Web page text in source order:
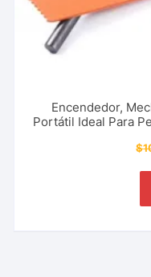
Encendedor,
Portátil Ideal Para
$